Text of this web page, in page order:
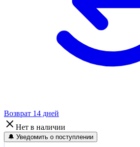
Возврат 14 дней
Нет в наличии
🔔 Уведомить о поступлении